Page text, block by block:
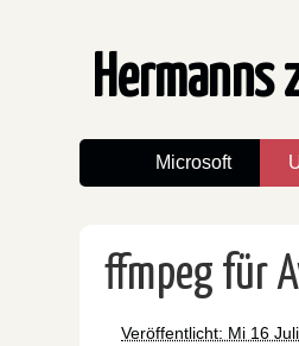
Hermanns
Microsoft
ffmpeg für
Veröffentlicht: Mi 16